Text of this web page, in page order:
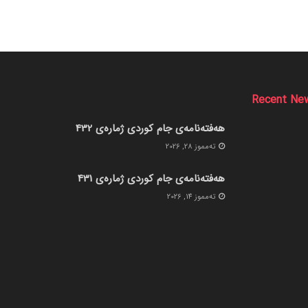
Recent
هەفتەنامەی جام کوردی ژمارەی 432
ته‌مموز 28, 2026
هەفتەنامەی جام کوردی ژمارەی 431
ته‌مموز 14, 2026